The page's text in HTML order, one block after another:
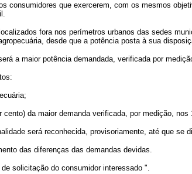
consumidores que exercerem, com os mesmos
fora nos perímetros urbanos das sedes
desde que a potência posta à sua
a maior potência demandada, verificada por
da maior demanda verificada, por medição,
será reconhecida, provisoriamente, até que se
das diferenças das demandas devidas.
solicitação do consumidor interessado ".